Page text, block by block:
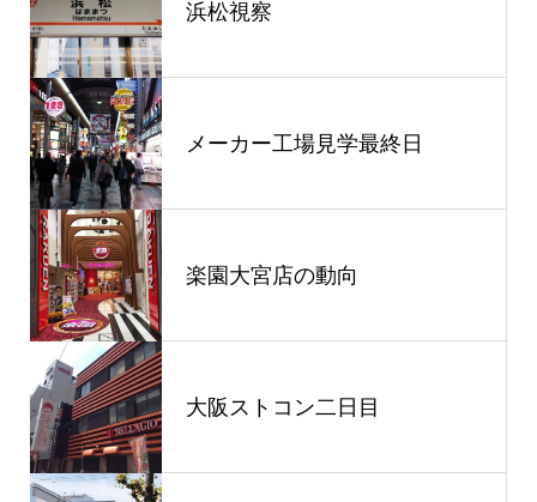
浜松視察
メーカー工場見学最終日
楽園大宮店の動向
大阪ストコン二日目